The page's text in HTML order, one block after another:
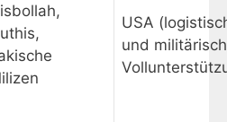
USA
und